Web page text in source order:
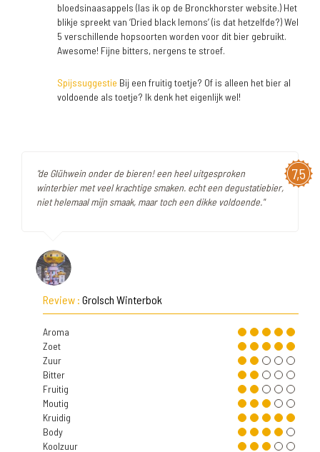
bloedsinaasappels (las ik op de Bronckhorster website.) Het
blikje spreekt van ‘Dried black lemons’ (is dat hetzelfde?) Wel
5 verschillende hopsoorten worden voor dit bier gebruikt.
Awesome! Fijne bitters, nergens te stroef.
Spijssuggestie Bij een fruitig toetje? Of is alleen het bier al
voldoende als toetje? Ik denk het eigenlijk wel!
7,5
"de Glühwein onder de bieren! een heel uitgesproken
winterbier met veel krachtige smaken. echt een degustatiebier,
niet helemaal mijn smaak, maar toch een dikke voldoende."
Review : Grolsch Winterbok
Aroma
Zoet
Zuur
Bitter
Fruitig
Moutig
Kruidig
Body
Koolzuur